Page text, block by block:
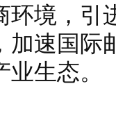
环境，引
加速国际
业生态。